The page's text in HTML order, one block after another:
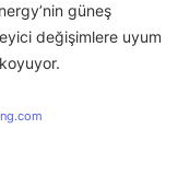
güneş
değişimlere uyum